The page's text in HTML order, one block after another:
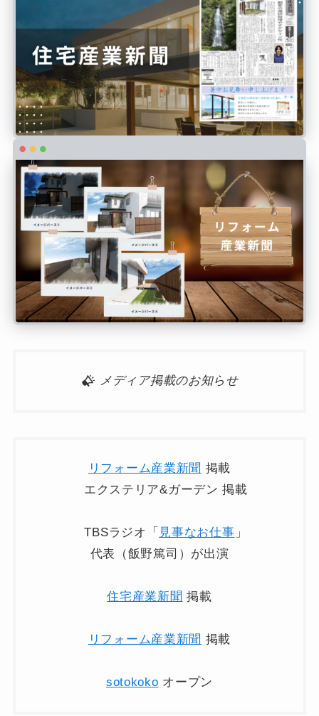
メディア掲載のお知らせ
リフォーム産業新聞 掲載
エクステリア&ガーデン 掲載
TBSラジオ「 見事なお仕事 」
代表（飯野篤司）が出演
住宅産業新聞 掲載
リフォーム産業新聞 掲載
sotokoko オープン